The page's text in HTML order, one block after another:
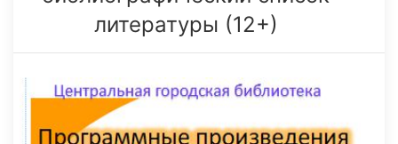
литературы (12+)